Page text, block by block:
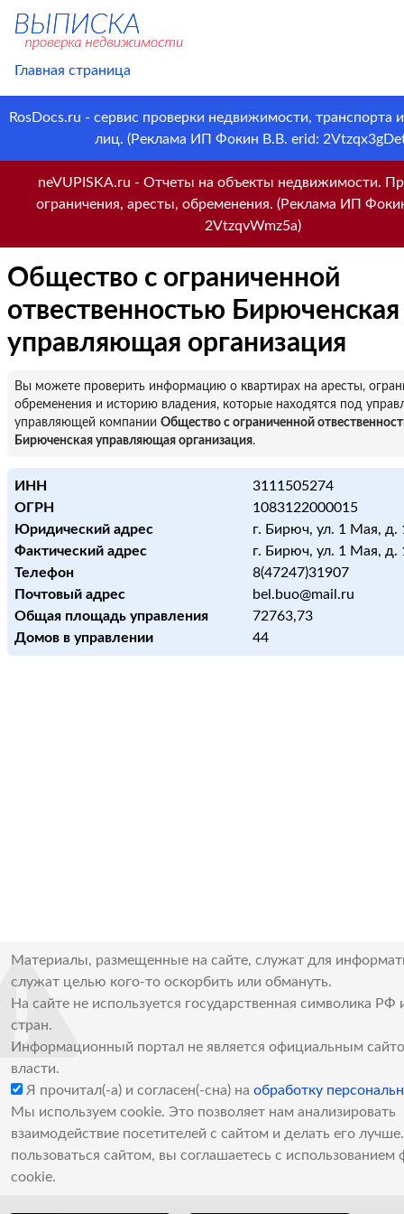
Главная страница
RosDocs.ru - сервис проверки недвижимости, транспорта
лиц. (Реклама ИП Фокин В.В. erid:
neVUPISKA.ru - Отчеты на объекты недвижимости.
ограничения, аресты, обременения. (Реклама ИП
2VtzqvWmz5a)
Общество с ограниченной
отвественностью Бирюченская
управляющая организация
Вы можете проверить информацию о квартирах на аресты,
обременения и историю владения, которые находятся под
управляющей компании Общество с ограниченной
Бирюченская управляющая организация.
ИНН
3111505274
ОГРН
1083122000015
Юридический адрес
г. Бирюч, ул. 1 Мая, д.
Фактический адрес
г. Бирюч, ул. 1 Мая, д.
Телефон
8(47247)31907
Почтовый адрес
bel.buo@mail.ru
Общая площадь управления
72763,73
Домов в управлении
44
Материалы, размещенные на сайте, служат для
служат целью кого-то оскорбить или обмануть.
На сайте не используется государственная символика РФ
стран.
Информационный портал не является официальным
власти.
Я прочитал(-а) и согласен(-сна) на обработку
Мы используем cookie. Это позволяет нам анализировать
взаимодействие посетителей с сайтом и делать его
пользоваться сайтом, вы соглашаетесь с использованием
cookie.